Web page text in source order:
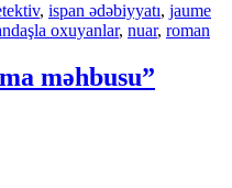
, ispan ədəbiyyatı, jaume
oxuyanlar, nuar, roman
məhbusu”